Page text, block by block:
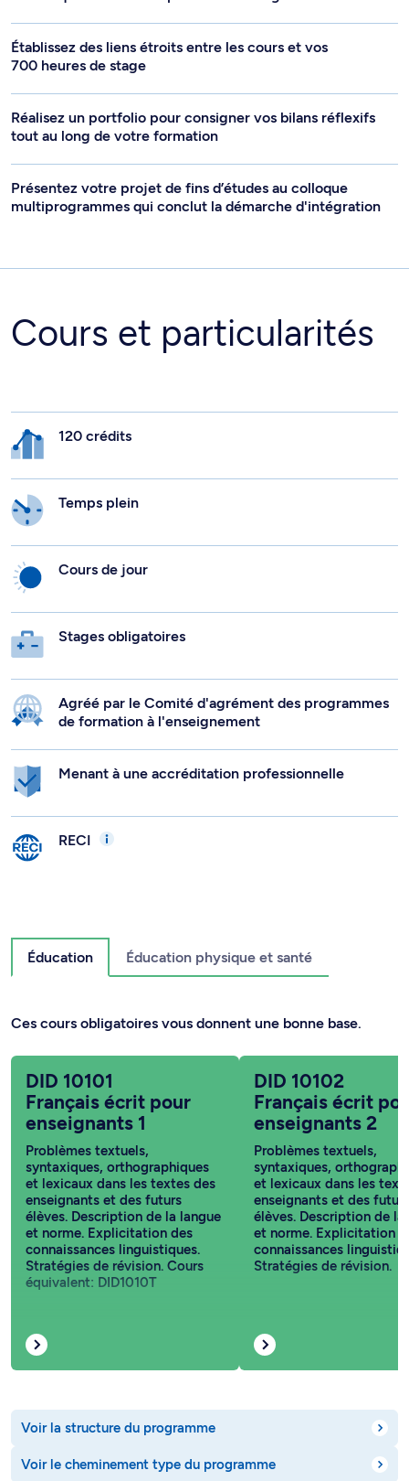
Établissez des liens étroits entre les cours et vos
700 heures de stage
Réalisez un portfolio pour consigner vos bilans réflexifs
tout au long de votre formation
Présentez votre projet de fins d’études au colloque
multiprogrammes qui conclut la démarche d'intégration
Cours et particularités
120 crédits
Temps plein
Cours de jour
Stages obligatoires
Agréé par le Comité d'agrément des programmes
de formation à l'enseignement
Menant à une accréditation professionnelle
RECI
Éducation Éducation physique et santé
Ces cours obligatoires vous donnent une bonne base.
DID 10101
Français écrit pour
enseignants 1
Problèmes textuels,
syntaxiques, orthographiques
et lexicaux dans les textes des
enseignants et des futurs
élèves. Description de la langue
et norme. Explicitation des
connaissances linguistiques.
Stratégies de révision. Cours
équivalent: DID1010T
DID 10102
Français écrit
enseignants 2
Problèmes textuels,
syntaxiques,
et lexicaux dans les
enseignants et des futurs
élèves. Description de la
et norme. Explicitation
connaissances
Stratégies de révision.
Voir la structure du programme
Voir le cheminement type du programme